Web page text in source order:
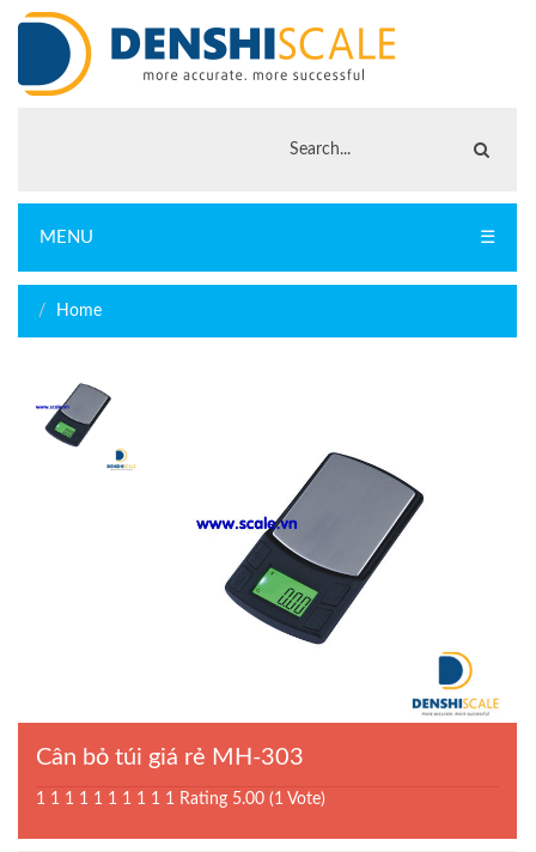
MENU ☰
Home
Cân bỏ túi giá rẻ MH-303
1 1 1 1 1 1 1 1 1 1 Rating 5.00 (1 Vote)